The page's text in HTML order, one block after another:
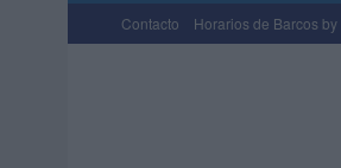
Contacto Horarios de Barcos by